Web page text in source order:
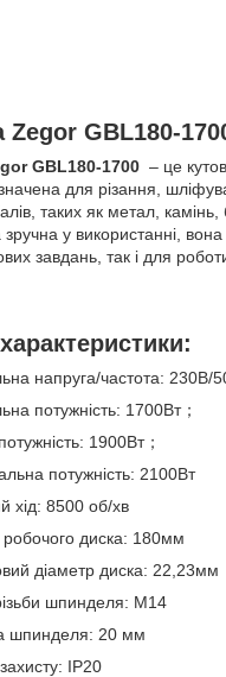
Zegor GBL180-
GBL180-1700 – це
для різання,
таких як метал, камінь,
у використанні, вона
завдань, так і для
напруга/частота: 230В/
потужність: 1700Вт；
1900Вт；
потужність: 2100Вт
хід: 8500 об/хв
робочого диска: 180мм
діаметр диска: 22,23мм
шпинделя: M14
шпинделя: 20 мм
IP20